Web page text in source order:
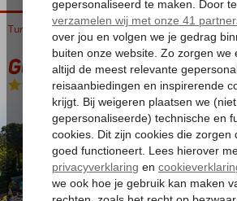
Home
Turkije Turkse Riviera Belek Gural Premier Belek
Gural Premier Belek
Ultra All Inclusive-Hotel